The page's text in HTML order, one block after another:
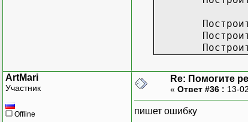
ArtMari
Участник
Offline
Re: Помогите
« Ответ #36 : 13-
пишет ошибку